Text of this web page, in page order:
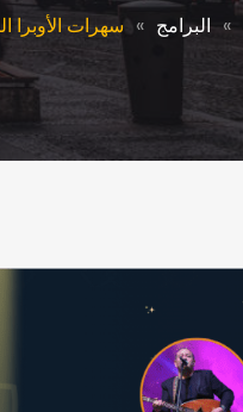
البرامج سهرات الأوبرا